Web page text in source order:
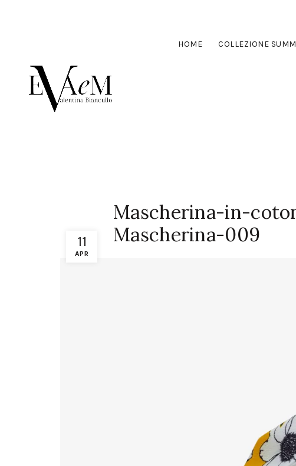
HOME COLLEZIONE
11
APR
Mascherina-in-
Mascherina-009